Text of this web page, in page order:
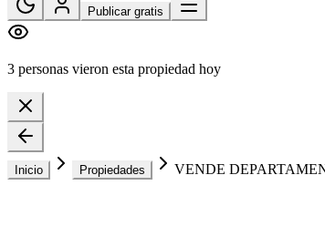
Publicar gratis
3 personas vieron esta propiedad hoy
Inicio Propiedades VENDE